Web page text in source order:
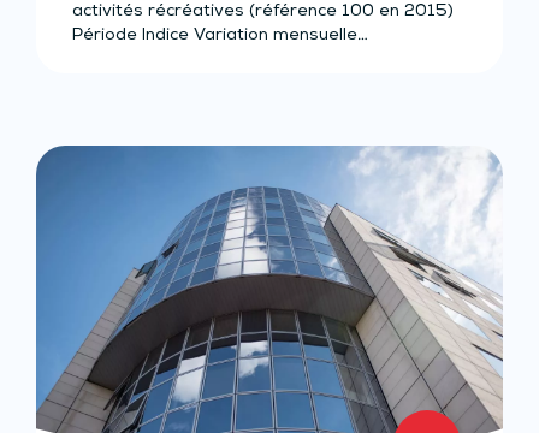
activités récréatives (référence 100 en 2015)
Période Indice Variation mensuelle…